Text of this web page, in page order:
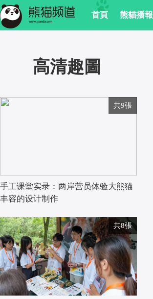
首頁 熊貓播報
高清趣圖
共9張
手工课堂实录：两岸营员体验大熊猫
丰容的设计制作
共8張